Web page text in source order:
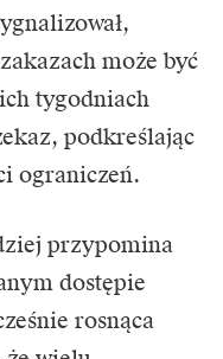
może być
tygodniach
podkreślając
ograniczeń.
przypomina
dostępie
rosnąca